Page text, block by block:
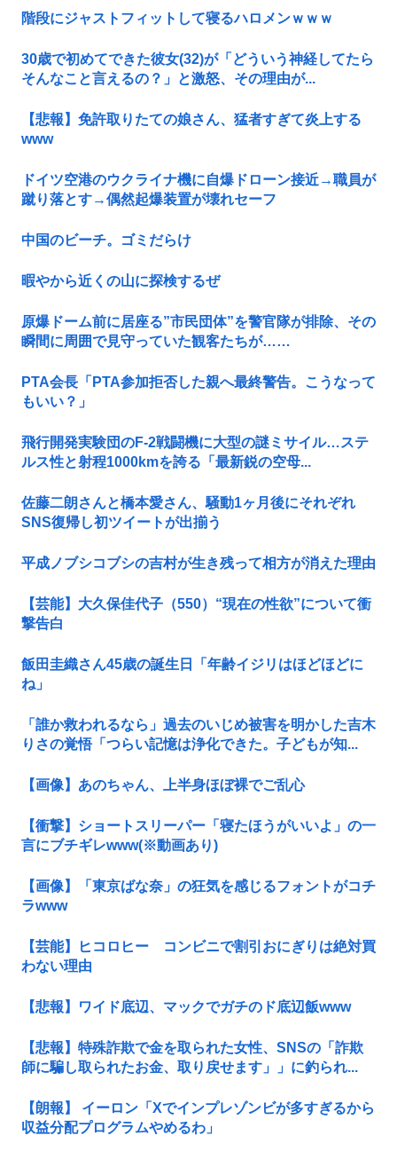
階段にジャストフィットして寝るハロメンｗｗｗ
30歳で初めてできた彼女(32)が「どういう神経してたら
そんなこと言えるの？」と激怒、その理由が...
【悲報】免許取りたての娘さん、猛者すぎて炎上する
www
ドイツ空港のウクライナ機に自爆ドローン接近→職員が
蹴り落とす→偶然起爆装置が壊れセーフ
中国のビーチ。ゴミだらけ
暇やから近くの山に探検するぜ
原爆ドーム前に居座る”市民団体”を警官隊が排除、その
瞬間に周囲で見守っていた観客たちが……
PTA会長「PTA参加拒否した親へ最終警告。こうなって
もいい？」
飛行開発実験団のF-2戦闘機に大型の謎ミサイル…ステ
ルス性と射程1000kmを誇る「最新鋭の空母...
佐藤二朗さんと橋本愛さん、騒動1ヶ月後にそれぞれ
SNS復帰し初ツイートが出揃う
平成ノブシコブシの吉村が生き残って相方が消えた理由
【芸能】大久保佳代子（550）“現在の性欲”について衝
撃告白
飯田圭織さん45歳の誕生日「年齢イジリはほどほどに
ね」
「誰か救われるなら」過去のいじめ被害を明かした吉木
りさの覚悟「つらい記憶は浄化できた。子どもが知...
【画像】あのちゃん、上半身ほぼ裸でご乱心
【衝撃】ショートスリーパー「寝たほうがいいよ」の一
言にブチギレwww(※動画あり)
【画像】「東京ばな奈」の狂気を感じるフォントがコチ
ラwww
【芸能】ヒコロヒー コンビニで割引おにぎりは絶対買
わない理由
【悲報】ワイド底辺、マックでガチのド底辺飯www
【悲報】特殊詐欺で金を取られた女性、SNSの「詐欺
師に騙し取られたお金、取り戻せます」」に釣られ...
【朗報】 イーロン「Xでインプレゾンビが多すぎるから
収益分配プログラムやめるわ」